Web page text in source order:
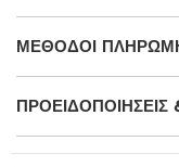
ΜΕΘΌΔΟΙ
ΠΡΟΕΙΔΟΠΟΙΉΣΕΙΣ